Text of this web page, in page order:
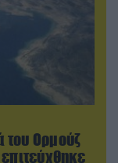
του Ορμούζ
επιτεύχθηκε